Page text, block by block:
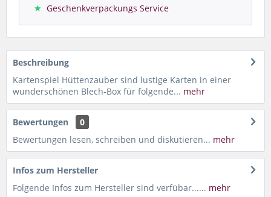
Geschenkverpackungs Service
Beschreibung
Kartenspiel Hüttenzauber sind lustige Karten in einer
wunderschönen Blech-Box für folgende... mehr
Bewertungen
0
Bewertungen lesen, schreiben und diskutieren... mehr
Infos zum Hersteller
Folgende Infos zum Hersteller sind verfübar...... mehr